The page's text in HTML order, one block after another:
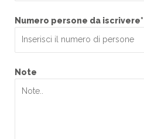
Numero persone da iscrivere*
Note